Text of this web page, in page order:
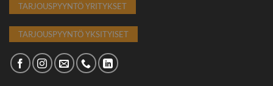
TARJOUSPYYNTÖ YRITYKSET
TARJOUSPYYNTÖ YKSITYISET